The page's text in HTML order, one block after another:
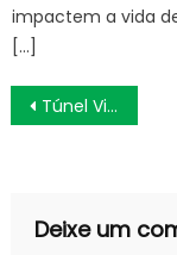
impactem a vida
[…]
de
Túnel Vice-presidente José Alencar terá interdições nesta terça-feira – Prefeitura da Cidade do Rio de Janeiro
Deixe um